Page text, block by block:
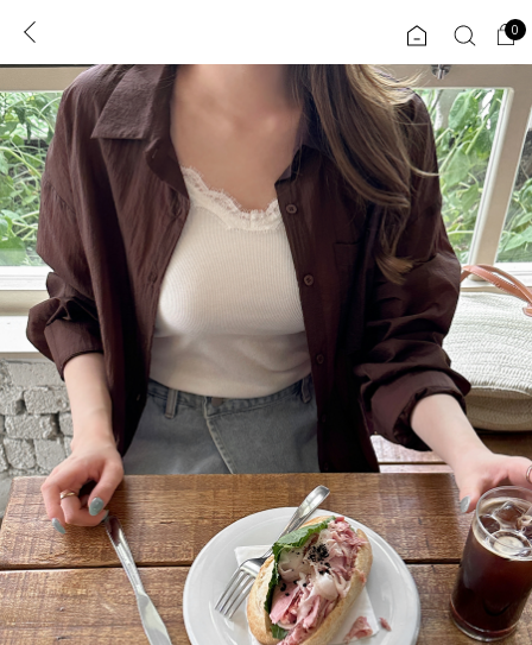
로그인 0
ENG
TW
JP
콘텐츠 리뷰 & 혜택 플러스핏 회원혜택 입
CATEGORY COMMUNITY
도착보장⚡
인플루언서 pick!
신상 5%
베스트
MADE
세트할인 ~30%
하객룩
ALL
익스클루시브
아우터
티셔츠
니트
블라우스
원피스
0